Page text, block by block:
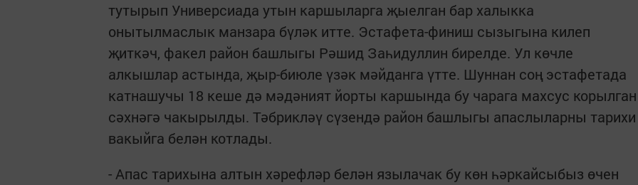
тутырып Универсиада утын каршыларга җыелган бар халыкка
онытылмаслык манзара бүләк итте. Эстафета-финиш сызыгына килеп
җиткәч, факел район башлыгы Рәшид Заһидуллин бирелде. Ул көчле
алкышлар астында, җыр-биюле үзәк мәйданга үтте. Шуннан соң эстафетада
катнашучы 18 кеше дә мәдәният йорты каршында бу чарага махсус корылган
сәхнәгә чакырылды. Тәбрикләү сүзендә район башлыгы апаслыларны тарихи
вакыйга белән котлады.
- Апас тарихына алтын хәрефләр белән язылачак бу көн һәркайсыбыз өчен